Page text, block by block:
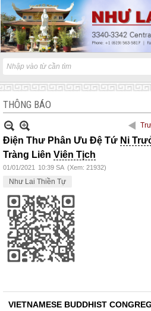
THÔNG BÁO
Điện Thư Phân Ưu Đệ Tứ Ni
Tràng Liên Viên Tịch
01/01/2021 10:39 SA (Xem: 21932)
Như Lai Thiền Tự
VIETNAMESE BUDDHIST